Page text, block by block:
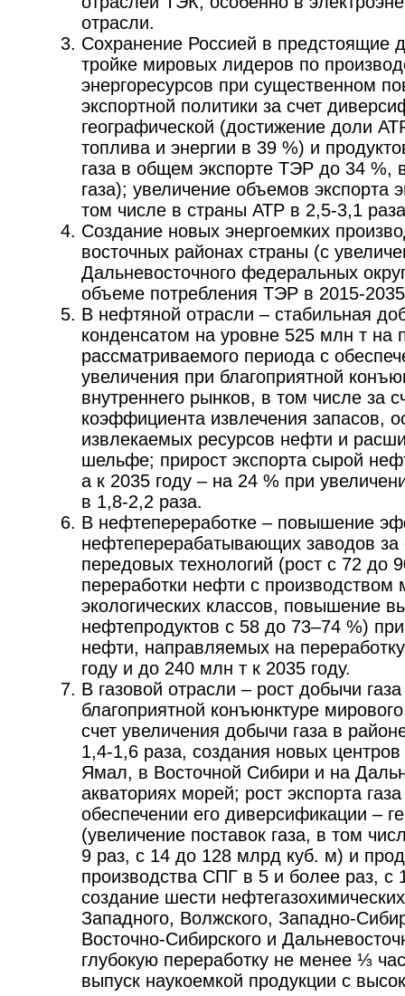
отрасли.
Сохранение Россией в предстоящие
тройке мировых лидеров по
энергоресурсов при существенном
экспортной политики за счет
географической (достижение доли
топлива и энергии в 39 %) и
газа в общем экспорте ТЭР до 34 %,
газа); увеличение объемов экспорта
том числе в страны АТР в 2,5-3,1
Создание новых энергоемких
восточных районах страны (с
Дальневосточного федеральных
объеме потребления ТЭР в 2015-
В нефтяной отрасли – стабильная
конденсатом на уровне 525 млн т на
рассматриваемого периода с
увеличения при благоприятной
внутреннего рынков, в том числе за
коэффициента извлечения запасов,
извлекаемых ресурсов нефти и
шельфе; прирост экспорта сырой
а к 2035 году – на 24 % при
в 1,8-2,2 раза.
В нефтепереработке – повышение
нефтеперерабатывающих заводов за
передовых технологий (рост с 72 до
переработки нефти с
экологических классов, повышение
нефтепродуктов с 58 до 73–74 %)
нефти, направляемых на
году и до 240 млн т к 2035 году.
В газовой отрасли – рост добычи
благоприятной конъюнктуре
счет увеличения добычи газа в
1,4-1,6 раза, создания новых
Ямал, в Восточной Сибири и на
акваториях морей; рост экспорта
обеспечении его диверсификации –
(увеличение поставок газа, в том
9 раз, с 14 до 128 млрд куб. м) и
производства СПГ в 5 и более раз,
создание шести
Западного, Волжского, Западно-
Восточно-Сибирского и
глубокую переработку не менее ⅓
выпуск наукоемкой продукции с